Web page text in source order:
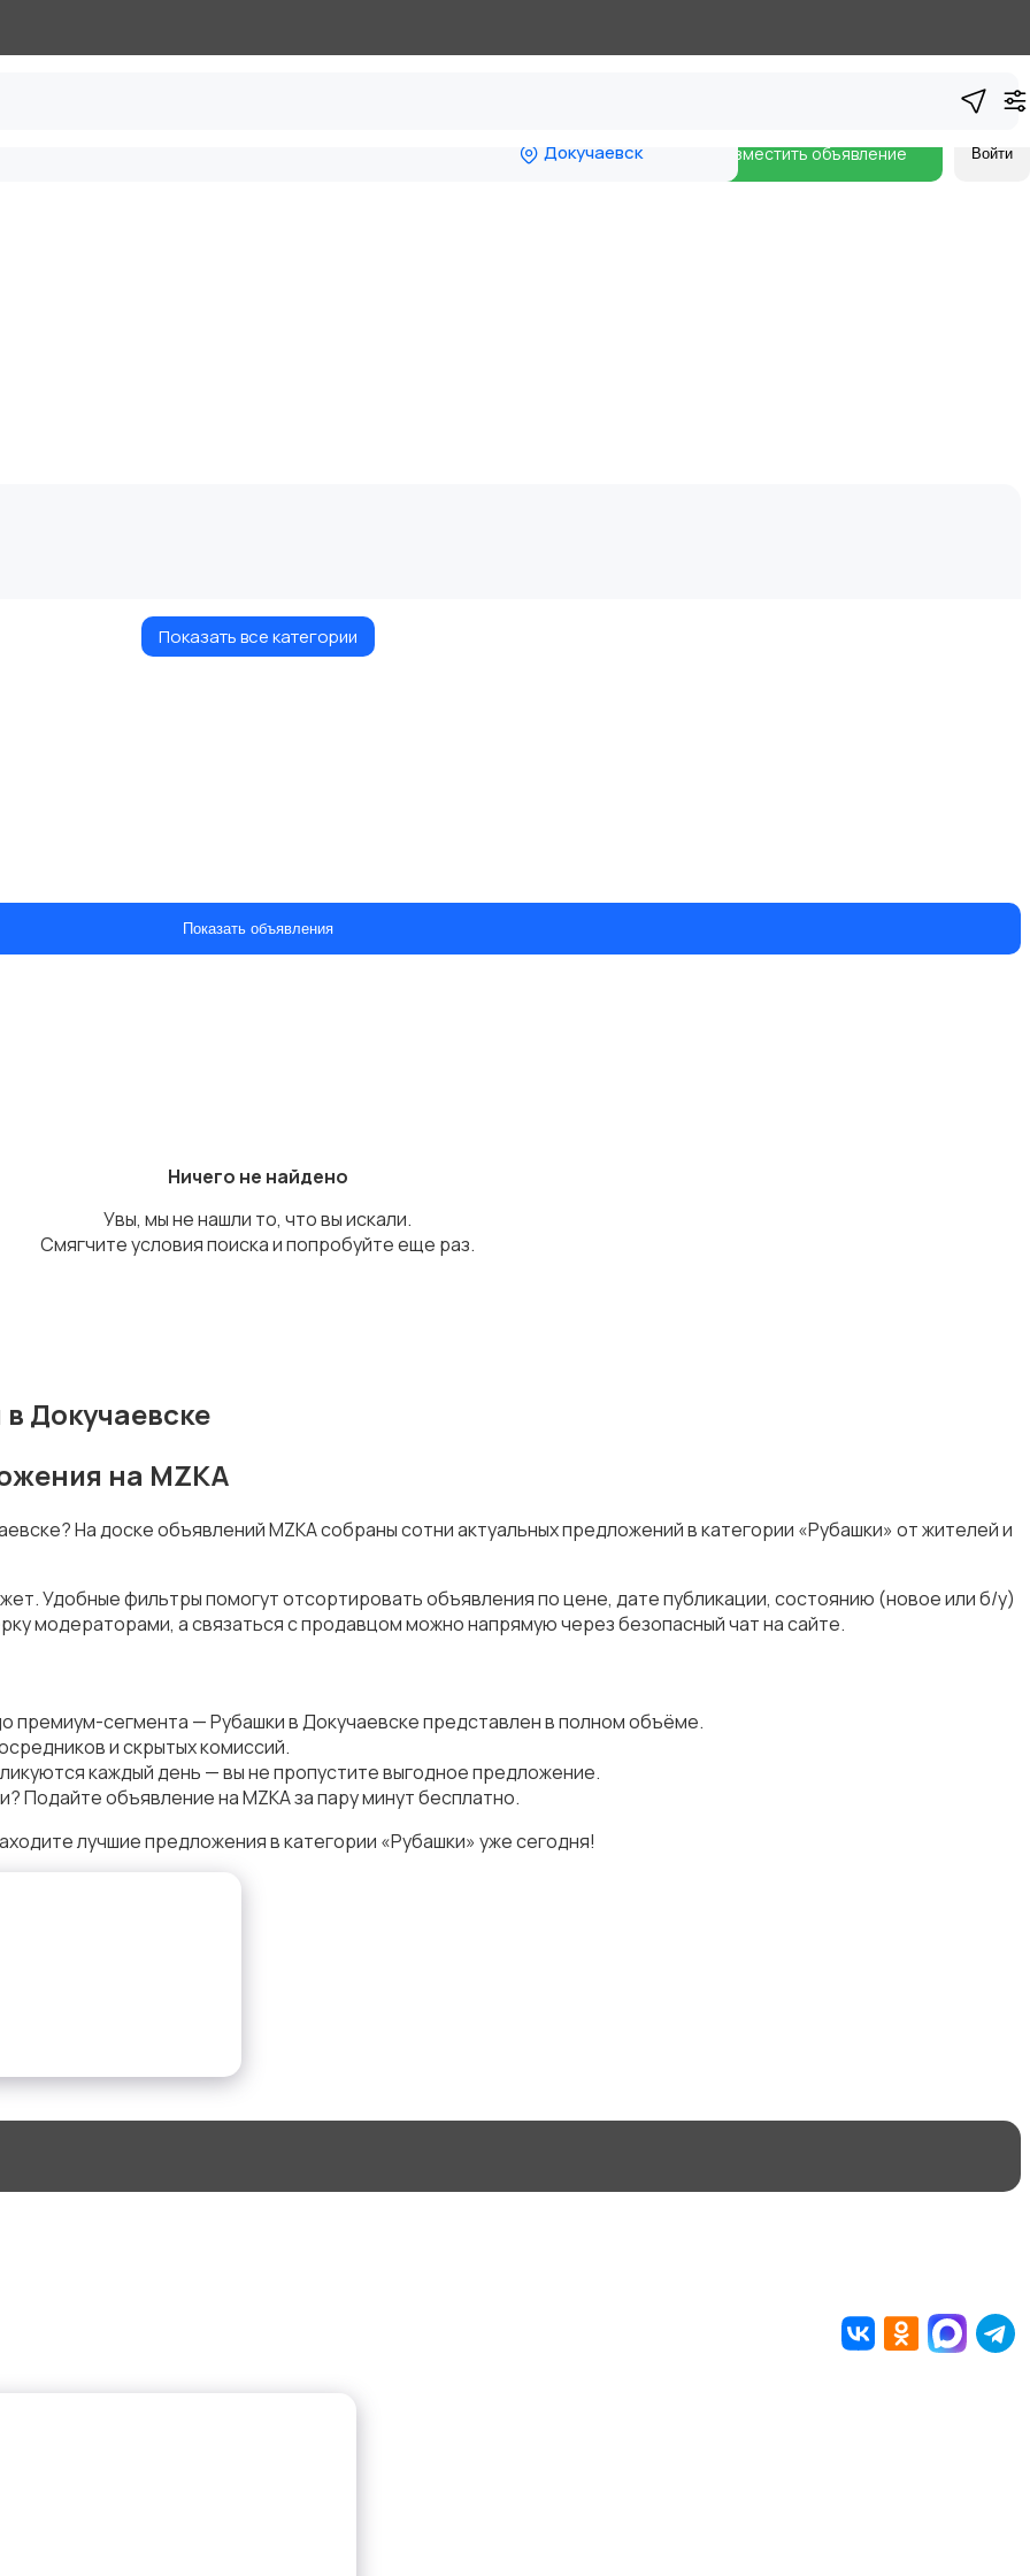
Докучаевск Разместить объявление Войти
Показать все категории
Показать объявления
Ничего не найдено
Увы, мы не нашли то, что вы искали.
Смягчите условия поиска и попробуйте еще раз.
Докучаевске
на MZKA
На доске объявлений MZKA собраны сотни актуальных предложений в категории «Рубашки» от жителей и
Удобные фильтры помогут отсортировать объявления по цене, дате публикации, состоянию (новое или б/у)
модераторами, а связаться с продавцом можно напрямую через безопасный чат на сайте.
премиум-сегмента — Рубашки в Докучаевске представлен в полном объёме.
и скрытых комиссий.
каждый день — вы не пропустите выгодное предложение.
Подайте объявление на MZKA за пару минут бесплатно.
лучшие предложения в категории «Рубашки» уже сегодня!